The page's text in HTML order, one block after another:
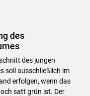
des
des jungen
soll ausschließlich im
erfolgen, wenn das
satt grün ist. Der